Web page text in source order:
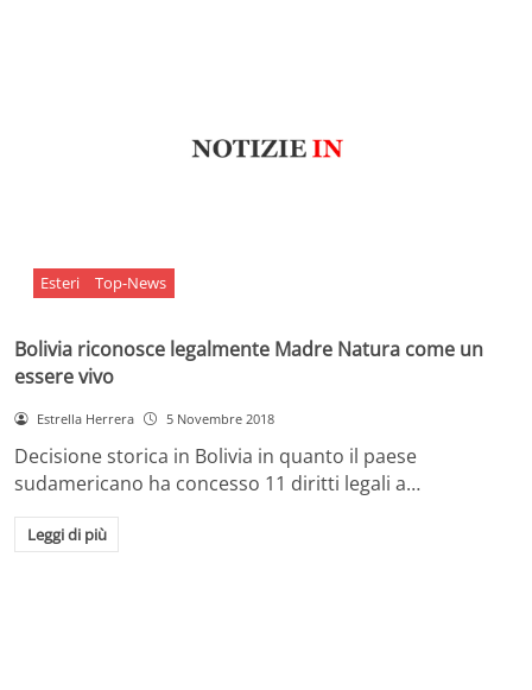
Esteri Top-News
Bolivia riconosce legalmente Madre Natura come un
essere vivo
Estrella Herrera 5 Novembre 2018
Decisione storica in Bolivia in quanto il paese
sudamericano ha concesso 11 diritti legali a…
Leggi di più